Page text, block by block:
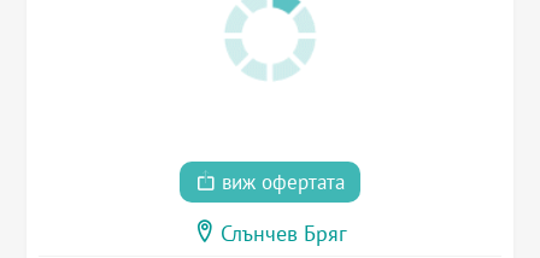
виж офертата
Слънчев Бряг